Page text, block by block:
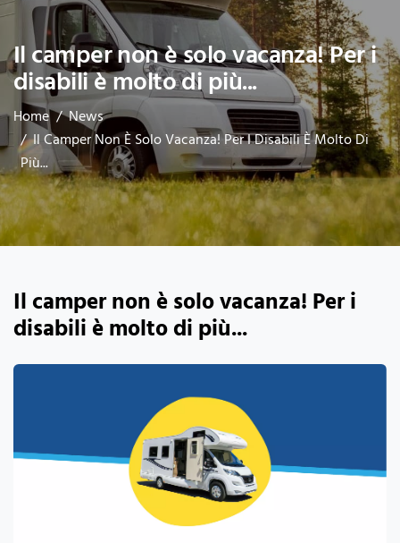
Il camper non è solo vacanza! Per i
disabili è molto di più...
Home
News
Il Camper Non È Solo Vacanza! Per I Disabili È Molto Di
Più...
Il camper non è solo vacanza! Per i
disabili è molto di più...